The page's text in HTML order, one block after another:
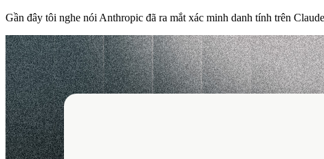
Gần đây tôi nghe nói Anthropic đã ra mắt xác minh danh tính trên